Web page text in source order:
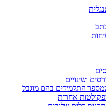
ושינויים
התלמידים בהם מוגבל
אחרות